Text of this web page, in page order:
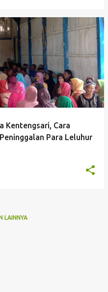
Kentengsari, Cara
Para Leluhur
LAINNYA